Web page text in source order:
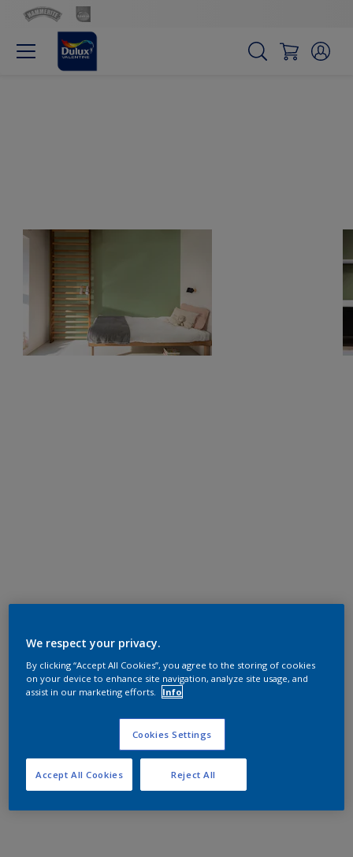
We respect your privacy.
By clicking “Accept All Cookies”, you agree to the storing of cookies
on your device to enhance site navigation, analyze site usage, and
assist in our marketing efforts.
Info
Cookies Settings
Reject All
Accept All Cookies